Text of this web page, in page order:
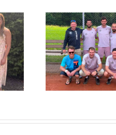
Spiel –